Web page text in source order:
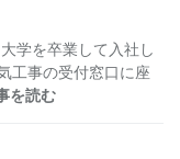
学を卒業して入社し
工事の受付窓口に座
を読む